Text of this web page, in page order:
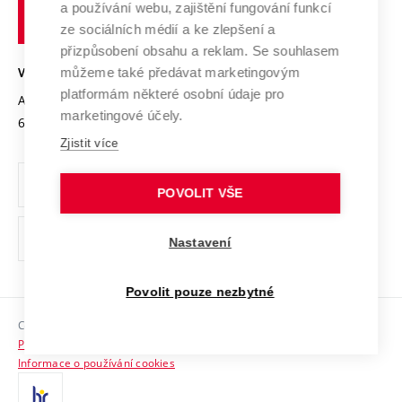
Transfer znalostí
Open Science
Projekty
Projekty ze strukturálních fondů
Specifický výzkum
Mezinárodní dohody
Univerzitní sítě
Podnikavá univerzita / ContriBUTe
Bezpečná univerzita
Vyznamenání
Organizační struktura
Ochrana osobních údajů
odkaz)
Sociální bezpečí
HR Award
technické
VYSOKÉ UČENÍ TECHNICKÉ V BRNĚ
Antonínská 548/1
602 00 Brno
www.vut.cz
vut@vutbr.cz
Copyright © 2026 VUT
Prohlášení o přístupnosti
Informace o používání cookies
a používání webu, zajištění fungování funkcí
ze sociálních médií a ke zlepšení a
přizpůsobení obsahu a reklam. Se souhlasem
můžeme také předávat marketingovým
platformám některé osobní údaje pro
marketingové účely.
Zjistit více
POVOLIT VŠE
Nastavení
Povolit pouze nezbytné